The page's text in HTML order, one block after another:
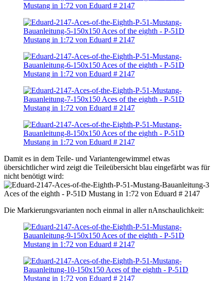
Damit es in dem Teile- und Variantengewimmel etwas
übersichtlicher wird zeigt die Teileübersicht blau eingefärbt was für
nicht benötigt wird:
Die Markierungsvarianten noch einmal in aller nAnschaulichkeit: